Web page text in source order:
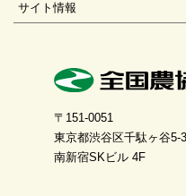
サイト情報
〒151-0051
東京都渋谷区千駄ヶ谷5-
南新宿SKビル 4F